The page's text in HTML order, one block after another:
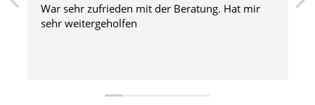
War sehr zufrieden mit der Beratung. Hat mir
sehr weitergeholfen